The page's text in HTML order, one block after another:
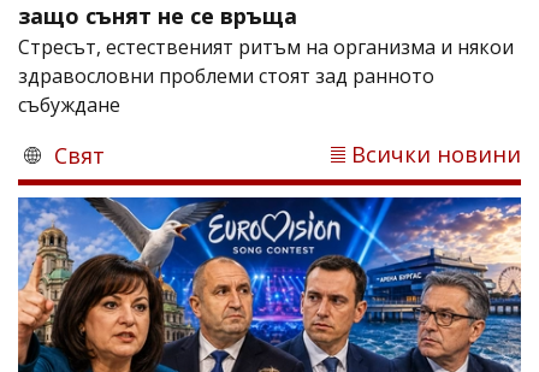
защо сънят не се връща
Стресът, естественият ритъм на организма и някои
здравословни проблеми стоят зад ранното
събуждане
Свят Всички новини